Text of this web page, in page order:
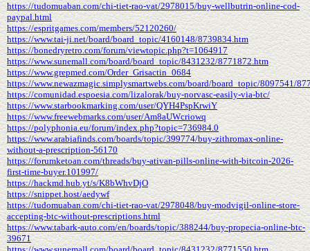
https://tudomuaban.com/chi-tiet-rao-vat/2978015/buy-wellbutrin-online-cod-
paypal.html
https://espritgames.com/members/52120260/
https://www.tai-ji.net/board/board_topic/4160148/8739834.htm
https://bonedryretro.com/forum/viewtopic.php?t=1064917
https://www.sunemall.com/board/board_topic/8431232/8771872.htm
https://www.grepmed.com/Order_Grisactin_0684
https://www.newazmagic.simplysmartwebs.com/board/board_topic/8097541/
https://comunidad.espoesia.com/lizalorak/buy-norvasc-easily-via-btc/
https://www.starbookmarking.com/user/QYH4PspKrwiY
https://www.freewebmarks.com/user/Am8aUWcriowq
https://polyphonia.eu/forum/index.php?topic=736984.0
https://www.arabiafinds.com/boards/topic/399774/buy-zithromax-online-
without-a-prescription-56170
https://forumketoan.com/threads/buy-ativan-pills-online-with-bitcoin-2026-
first-time-buyer.101997/
https://hackmd.hub.yt/s/K8bWhvDjO
https://snippet.host/aedywf
https://tudomuaban.com/chi-tiet-rao-vat/2978048/buy-modvigil-online-store-
accepting-btc-without-prescriptions.html
https://www.tabark-auto.com/en/boards/topic/388244/buy-propecia-online-btc-
39671